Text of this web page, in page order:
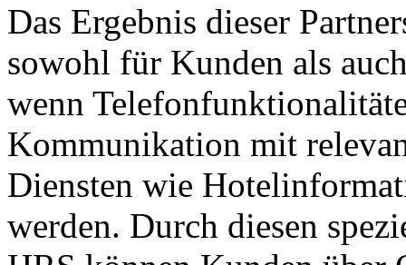
Das Ergebnis dieser
sowohl für Kunden als
wenn
Kommunikation mit
Diensten wie
werden. Durch diesen